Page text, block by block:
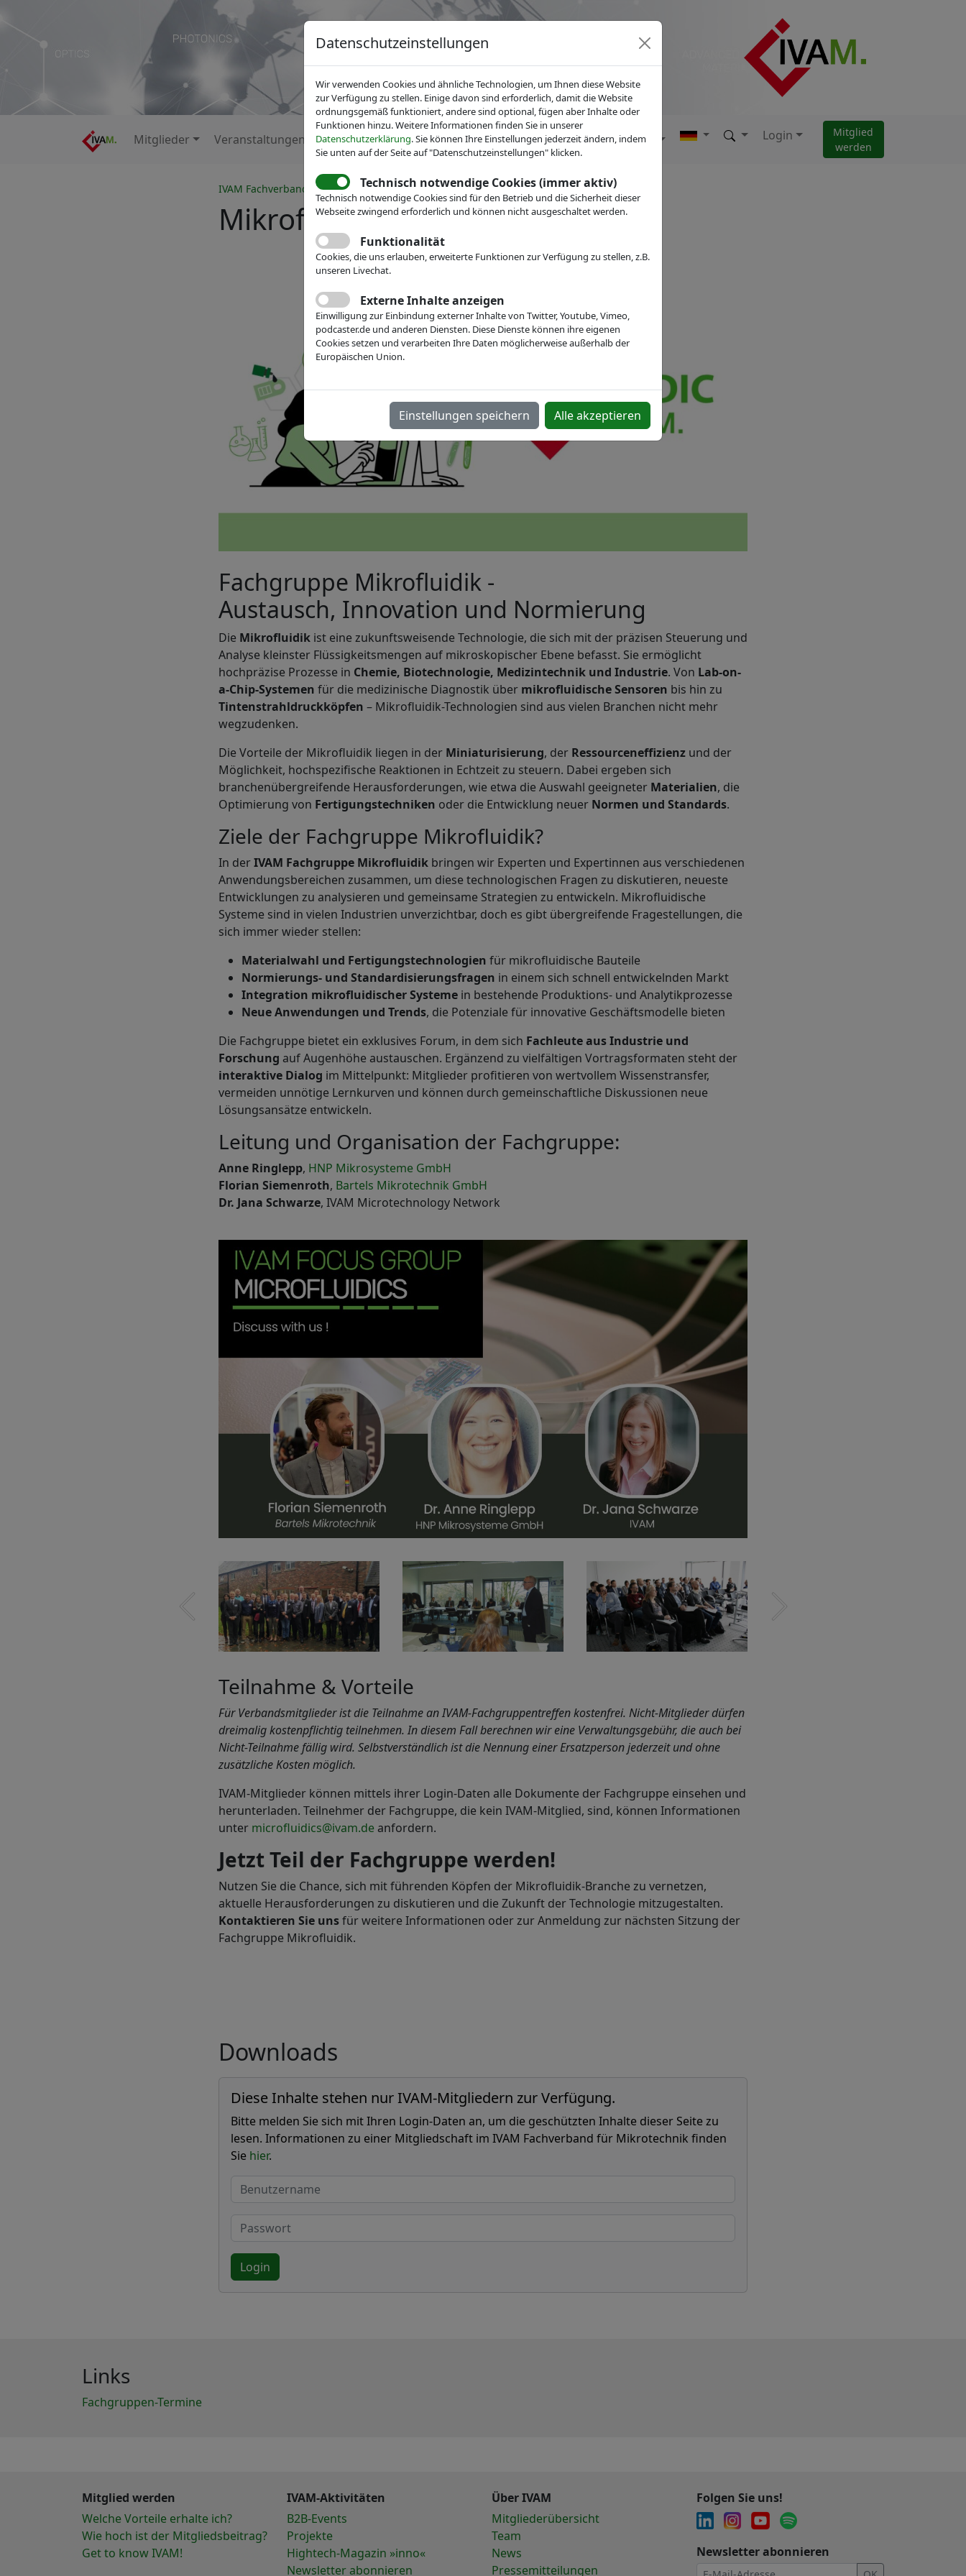
Mitglieder Veranstaltungen News Dienstleistungen Fachgruppen Über IVAM Login
Mitglied
werden
IVAM Fachverband für Mikrotechnik Fachgruppen
Mikrofluidik
Fachgruppe Mikrofluidik -
Austausch, Innovation und Normierung
Die Mikrofluidik ist eine zukunftsweisende Technologie, die sich mit der präzisen Steuerung und
Analyse kleinster Flüssigkeitsmengen auf mikroskopischer Ebene befasst. Sie ermöglicht
hochpräzise Prozesse in Chemie, Biotechnologie, Medizintechnik und Industrie. Von Lab-on-
a-Chip-Systemen für die medizinische Diagnostik über mikrofluidische Sensoren bis hin zu
Tintenstrahldruckköpfen – Mikrofluidik-Technologien sind aus vielen Branchen nicht mehr
wegzudenken.
Die Vorteile der Mikrofluidik liegen in der Miniaturisierung, der Ressourceneffizienz und der
Möglichkeit, hochspezifische Reaktionen in Echtzeit zu steuern. Dabei ergeben sich
branchenübergreifende Herausforderungen, wie etwa die Auswahl geeigneter Materialien, die
Optimierung von Fertigungstechniken oder die Entwicklung neuer Normen und Standards.
Ziele der Fachgruppe Mikrofluidik?
In derIVAM Fachgruppe Mikrofluidik bringen wir Experten und Expertinnen aus verschiedenen
Anwendungsbereichen zusammen, um diese technologischen Fragen zu diskutieren, neueste
Entwicklungen zu analysieren und gemeinsame Strategien zu entwickeln. Mikrofluidische
Systeme sind in vielen Industrien unverzichtbar, doch es gibt übergreifende Fragestellungen, die
sich immer wieder stellen:
Materialwahl und Fertigungstechnologien für mikrofluidische Bauteile
Normierungs- und Standardisierungsfragen in einem sich schnell entwickelnden Markt
Integration mikrofluidischer Systeme in bestehende Produktions- und Analytikprozesse
Neue Anwendungen und Trends, die Potenziale für innovative Geschäftsmodelle bieten
Die Fachgruppe bietet ein exklusives Forum, in dem sich Fachleute aus Industrie und
Forschung auf Augenhöhe austauschen. Ergänzend zu vielfältigen Vortragsformaten steht der
interaktive Dialog im Mittelpunkt: Mitglieder profitieren von wertvollem Wissenstransfer,
vermeiden unnötige Lernkurven und können durch gemeinschaftliche Diskussionen neue
Lösungsansätze entwickeln.
Leitung und Organisation der Fachgruppe:
Anne Ringlepp, HNP Mikrosysteme GmbH
Florian Siemenroth, Bartels Mikrotechnik GmbH
Dr. Jana Schwarze, IVAM Microtechnology Network
Teilnahme & Vorteile
Für Verbandsmitglieder ist die Teilnahme an IVAM-Fachgruppentreffen kostenfrei. Nicht-Mitglieder dürfen
dreimalig kostenpflichtig teilnehmen. In diesem Fall berechnen wir eine Verwaltungsgebühr, die auch bei
Nicht-Teilnahme fällig wird. Selbstverständlich ist die Nennung einer Ersatzperson jederzeit und ohne
zusätzliche Kosten möglich.
IVAM-Mitglieder können mittels ihrer Login-Daten alle Dokumente der Fachgruppe einsehen und
herunterladen. Teilnehmer der Fachgruppe, die kein IVAM-Mitglied, sind, können Informationen
unter microfluidics@ivam.de anfordern.
Jetzt Teil der Fachgruppe werden!
Nutzen Sie die Chance, sich mit führenden Köpfen der Mikrofluidik-Branche zu vernetzen,
aktuelle Herausforderungen zu diskutieren und die Zukunft der Technologie mitzugestalten.
Kontaktieren Sie unsfür weitere Informationen oder zur Anmeldung zur nächsten Sitzung der
Fachgruppe Mikrofluidik.
Downloads
Diese Inhalte stehen nur IVAM-Mitgliedern zur Verfügung.
Bitte melden Sie sich mit Ihren Login-Daten an, um die geschützten Inhalte dieser Seite zu
lesen. Informationen zu einer Mitgliedschaft im IVAM Fachverband für Mikrotechnik finden
Sie hier.
Benutzername
Passwort
Login
Links
Fachgruppen-Termine
Mitglied werden
Welche Vorteile erhalte ich?
Wie hoch ist der Mitgliedsbeitrag?
Get to know IVAM!
IVAM-Aktivitäten
B2B-Events
Projekte
Hightech-Magazin »inno«
Newsletter abonnieren
Über IVAM
Mitgliederübersicht
Team
News
Pressemitteilungen
Folgen Sie uns!
Newsletter abonnieren
Datenschutzeinstellungen
Wir verwenden Cookies und ähnliche Technologien, um Ihnen diese Website
zur Verfügung zu stellen. Einige davon sind erforderlich, damit die Website
ordnungsgemäß funktioniert, andere sind optional, fügen aber Inhalte oder
Funktionen hinzu. Weitere Informationen finden Sie in unserer
Datenschutzerklärung. Sie können Ihre Einstellungen jederzeit ändern, indem
Sie unten auf der Seite auf "Datenschutzeinstellungen" klicken.
Technisch notwendige Cookies (immer aktiv)
Technisch notwendige Cookies sind für den Betrieb und die Sicherheit dieser
Webseite zwingend erforderlich und können nicht ausgeschaltet werden.
Funktionalität
Cookies, die uns erlauben, erweiterte Funktionen zur Verfügung zu stellen, z.B.
unseren Livechat.
Externe Inhalte anzeigen
Einwilligung zur Einbindung externer Inhalte von Twitter, Youtube, Vimeo,
podcaster.de und anderen Diensten. Diese Dienste können ihre eigenen
Cookies setzen und verarbeiten Ihre Daten möglicherweise außerhalb der
Europäischen Union.
Einstellungen speichern Alle akzeptieren